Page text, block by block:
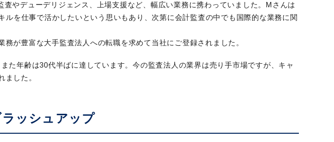
やデューデリジェンス、上場支援など、幅広い業務に携わっていました。Mさんは
を仕事で活かしたいという思いもあり、次第に会計監査の中でも国際的な業務に関
が豊富な大手監査法人への転職を求めて当社にご登録されました。
た年齢は30代半ばに達しています。今の監査法人の業界は売り手市場ですが、キャ
ました。
ッシュアップ